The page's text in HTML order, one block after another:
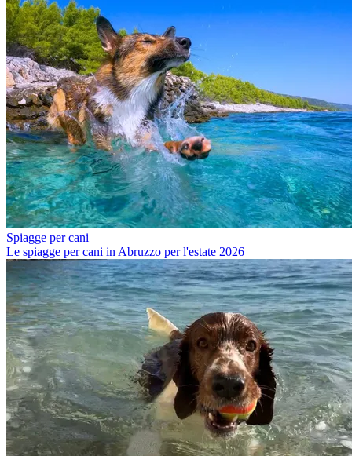
Spiagge per cani
Le spiagge per cani in Abruzzo per l'estate 2026